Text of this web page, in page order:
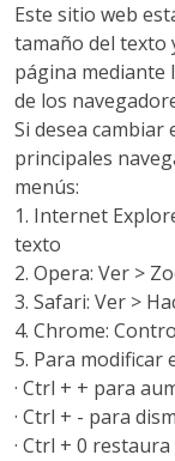
Este sitio web
tamaño del texto
página mediante
de los
Si desea
principales
menús:
1. Internet
texto
2. Opera: Ver >
3. Safari: Ver >
4. Chrome:
5. Para modificar
· Ctrl + + para
· Ctrl + - para
· Ctrl + 0